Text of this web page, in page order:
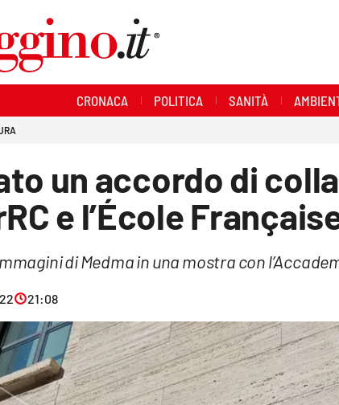
CRONACA POLITICA SANITÀ
un accordo di
e l’École
di Medma in una mostra con
21:08